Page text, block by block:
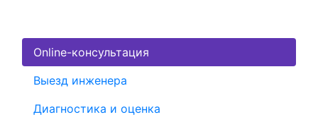
Online-консультация
Выезд инженера
Диагностика и оценка